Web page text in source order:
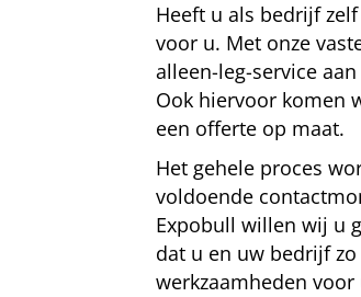
Heeft u als bedrijf
voor u. Met onze
alleen-leg-service
Ook hiervoor komen
een offerte op maat.
Het gehele proces
voldoende
Expobull willen wij u
dat u en uw bedrijf
werkzaamheden